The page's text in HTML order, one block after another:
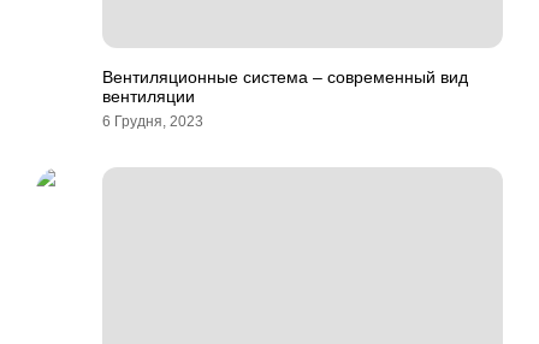
Вентиляционные система – современный вид
вентиляции
6 Грудня, 2023